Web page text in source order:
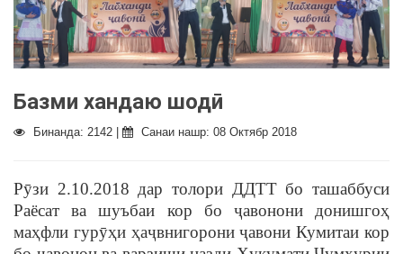
Базми хандаю шодӣ
Бинанда: 2142 | Санаи нашр: 08 Октябр 2018
Рӯзи 2.10.2018 дар толори ДДТТ бо ташаббуси
Раёсат ва шуъбаи кор бо ҷавонони донишгоҳ
маҳфли гурӯҳи ҳаҷвнигорони ҷавони Кумитаи кор